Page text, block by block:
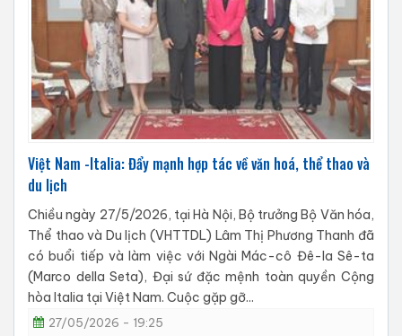
Việt Nam -Italia: Đẩy mạnh hợp tác về văn hoá, thể thao và
du lịch
Chiều ngày 27/5/2026, tại Hà Nội, Bộ trưởng Bộ Văn hóa,
Thể thao và Du lịch (VHTTDL) Lâm Thị Phương Thanh đã
có buổi tiếp và làm việc với Ngài Mác-cô Đê-la Sê-ta
(Marco della Seta), Đại sứ đặc mệnh toàn quyền Cộng
hòa Italia tại Việt Nam. Cuộc gặp gỡ...
27/05/2026 - 19:25